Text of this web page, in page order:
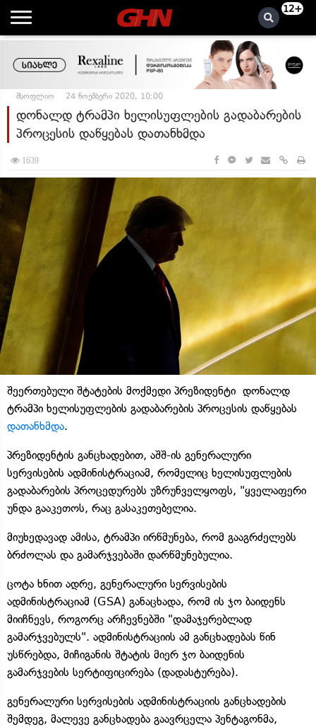
12+
მსოფლიო 24 ნოემბერი 2020, 10:00
დონალდ ტრამპი ხელისუფლების გადაბარების
პროცესის დაწყებას დათანხმდა
1639
შეერთებული შტატების მოქმედი პრეზიდენტი დონალდ
ტრამპი ხელისუფლების გადაბარების პროცესის დაწყებას
დათანხმდა.
პრეზიდენტის განცხადებით, აშშ-ის გენერალური
სერვისების ადმინისტრაციამ, რომელიც ხელისუფლების
გადაბარების პროცედურებს უზრუნველყოფს, "ყველაფერი
უნდა გააკეთოს, რაც გასაკეთებელია.
მიუხედავად ამისა, ტრამპი ირწმუნება, რომ გააგრძელებს
ბრძოლას და გამარჯვებაში დარწმუნებულია.
ცოტა ხნით ადრე, გენერალური სერვისების
ადმინისტრაციამ (GSA) განაცხადა, რომ ის ჯო ბაიდენს
მიიჩნევს, როგორც არჩევნებში "დამაჯერებლად
გამარჯვებულს". ადმინისტრაციის ამ განცხადებას წინ
უსწრებდა, მიჩიგანის შტატის მიერ ჯო ბაიდენის
გამარჯვების სერტიფიცირება (დადასტურება).
გენერალური სერვისების ადმინისტრაციის განცხადების
შემდეგ, მალევე განცხადება გაავრცელა პენტაგონმა,